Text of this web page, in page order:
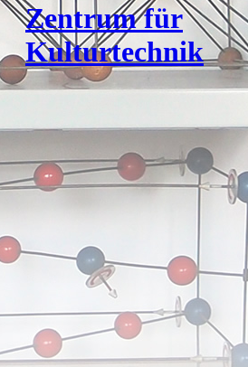
Zentrum für
Kulturtechnik